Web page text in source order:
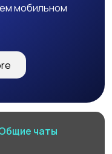
мобильном
чаты